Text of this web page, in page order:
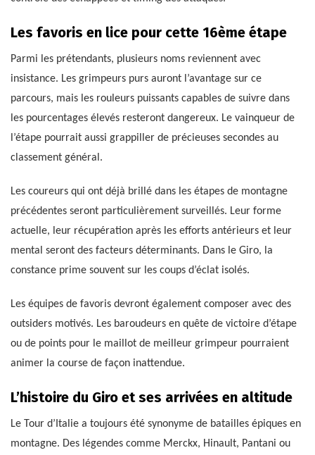
Les favoris en lice pour cette 16ème étape
Parmi les prétendants, plusieurs noms reviennent avec
insistance. Les grimpeurs purs auront l’avantage sur ce
parcours, mais les rouleurs puissants capables de suivre dans
les pourcentages élevés resteront dangereux. Le vainqueur de
l’étape pourrait aussi grappiller de précieuses secondes au
classement général.
Les coureurs qui ont déjà brillé dans les étapes de montagne
précédentes seront particulièrement surveillés. Leur forme
actuelle, leur récupération après les efforts antérieurs et leur
mental seront des facteurs déterminants. Dans le Giro, la
constance prime souvent sur les coups d’éclat isolés.
Les équipes de favoris devront également composer avec des
outsiders motivés. Les baroudeurs en quête de victoire d’étape
ou de points pour le maillot de meilleur grimpeur pourraient
animer la course de façon inattendue.
L’histoire du Giro et ses arrivées en altitude
Le Tour d’Italie a toujours été synonyme de batailles épiques en
montagne. Des légendes comme Merckx, Hinault, Pantani ou